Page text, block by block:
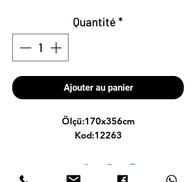
Quantité*
Ajouter au panier
Ölçü:170x356cm
Kod:12263